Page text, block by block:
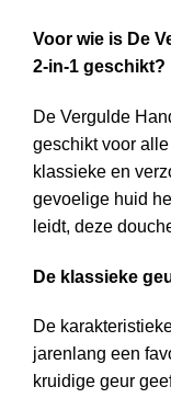
Voor wie is De
2-in-1 geschikt?
De Vergulde
geschikt voor
klassieke en
gevoelige huid
leidt, deze
De klassieke
De
jarenlang een
kruidige geur